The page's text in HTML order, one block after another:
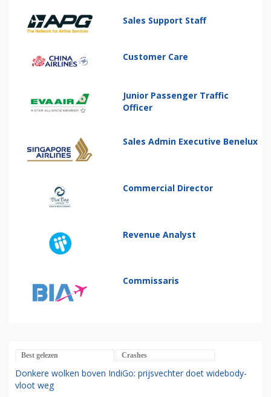
Sales Support Staff
Customer Care
Junior Passenger Traffic
Officer
Sales Admin Executive Benelux
Commercial Director
Revenue Analyst
Commissaris
Best gelezen Crashes
Donkere wolken boven IndiGo: prijsvechter doet widebody-
vloot weg